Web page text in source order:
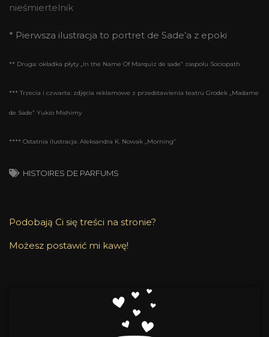
nieśmiertelnik
* Pierwsza ilustracja to portret de Sade’a z epoki
** Druga: okładka płyty „In the Name Of Marquiz de sade” zaspołu Sociopath
*** Trzecia i czwarta: zdjęcia reklamowe z przedstawienia teatru Grodek „Madame
de Sade” Yukio Mishimy
**** Ostatnia ilustracja: Aleksandra K. Nowak „Morning”
HISTOIRES DE PARFUMS
Podobają Ci się treści na stronie?
Możesz postawić mi kawę!